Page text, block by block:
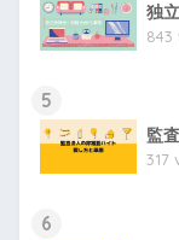
独
843
5
監
317
6